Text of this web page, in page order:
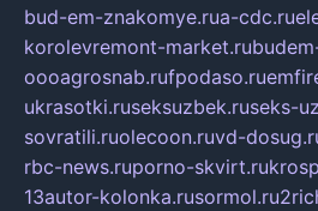
bud-em-znakomye.rua-cdc.ru
korolevremont-market.ru
oooagrosnab.rufpodaso.ru
ukrasotki.ruseksuzbek.ruseks-
sovratili.ruolecoon.ruvd-
rbc-news.ruporno-skvirt.ru
13autor-kolonka.rusormol.ru